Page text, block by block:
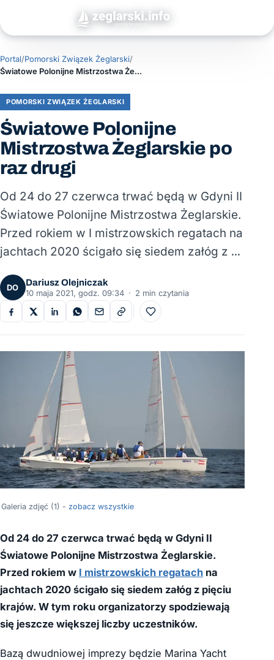
Portal/Pomorski Związek Żeglarski/
Światowe Polonijne Mistrzostwa Żeglarskie po raz drugi
POMORSKI ZWIĄZEK ŻEGLARSKI
Światowe Polonijne
Mistrzostwa Żeglarskie po
raz drugi
Od 24 do 27 czerwca trwać będą w Gdyni II
Światowe Polonijne Mistrzostwa Żeglarskie.
Przed rokiem w I mistrzowskich regatach na
jachtach 2020 ścigało się siedem załóg z …
DO
Dariusz Olejniczak
10 maja 2021, godz. 09:34 · 2 min czytania
Do ulubionych
Galeria zdjęć (1) - zobacz wszystkie
Od 24 do 27 czerwca trwać będą w Gdyni II
Światowe Polonijne Mistrzostwa Żeglarskie.
Przed rokiem w I mistrzowskich regatach na
jachtach 2020 ścigało się siedem załóg z pięciu
krajów. W tym roku organizatorzy spodziewają
się jeszcze większej liczby uczestników.
Bazą dwudniowej imprezy będzie Marina Yacht